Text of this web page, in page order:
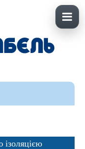
ізоляцією